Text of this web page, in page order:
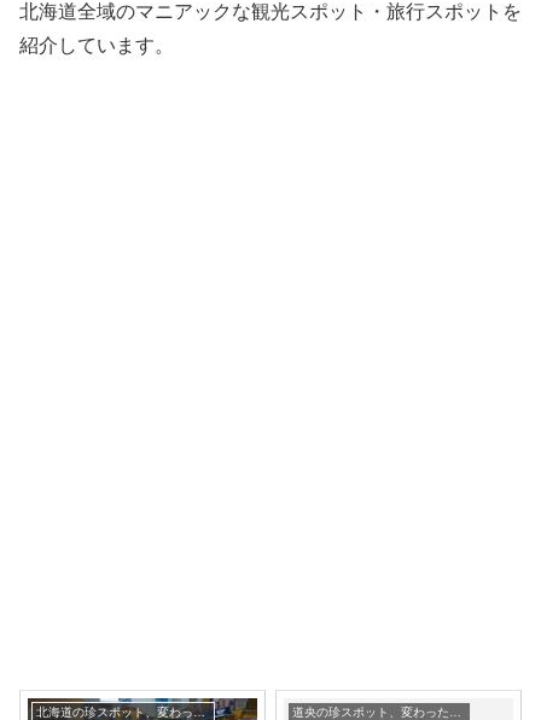
北海道全域のマニアックな観光スポット・旅行スポットを
紹介しています。
北海道の珍スポット、変わった観光地